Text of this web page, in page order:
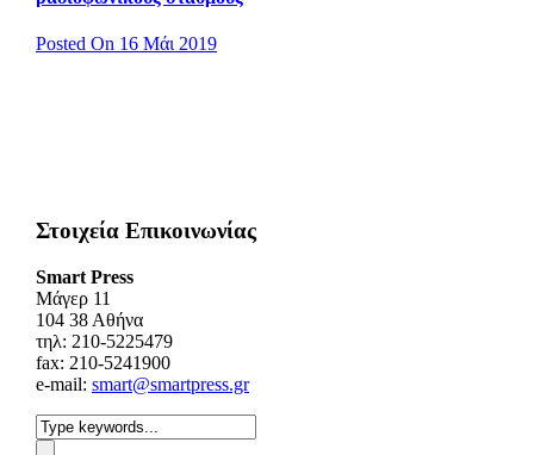
Posted On 16 Μάι 2019
Στοιχεία Επικοινωνίας
Smart Press
Mάγερ 11
104 38 Αθήνα
τηλ: 210-5225479
fax: 210-5241900
e-mail: smart@smartpress.gr